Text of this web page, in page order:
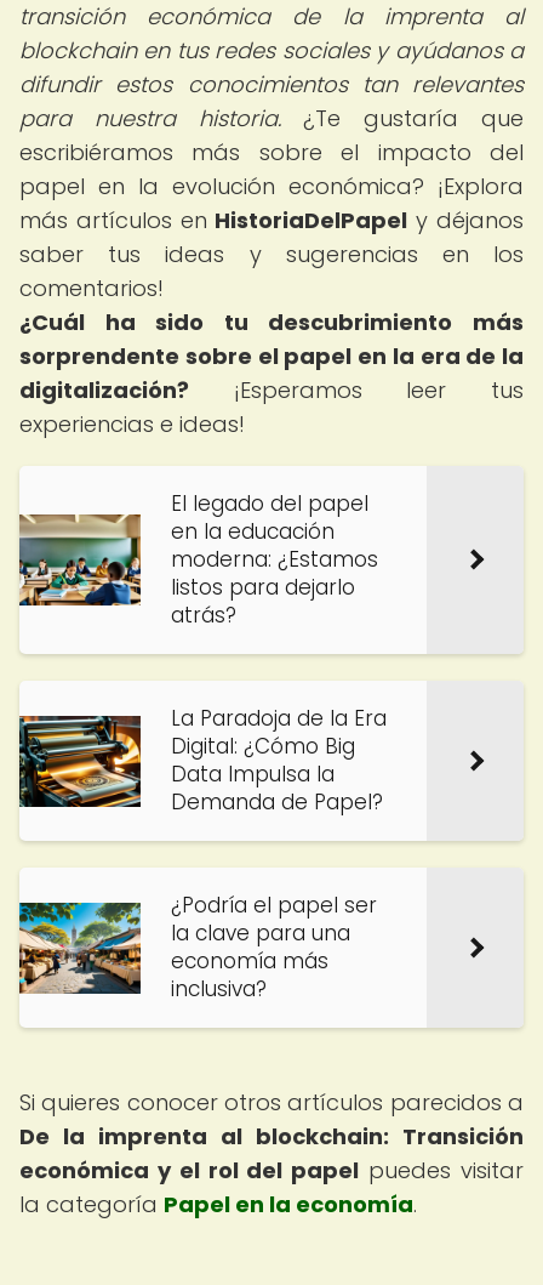
transición económica de la imprenta al
blockchain en tus redes sociales y ayúdanos a
difundir estos conocimientos tan relevantes
para nuestra historia.¿Te gustaría que
escribiéramos más sobre el impacto del
papel en la evolución económica? ¡Explora
más artículos en HistoriaDelPapel y déjanos
saber tus ideas y sugerencias en los
comentarios!
¿Cuál ha sido tu descubrimiento más
sorprendente sobre el papel en la era de la
digitalización? ¡Esperamos leer tus
experiencias e ideas!
El legado del papel
en la educación
moderna: ¿Estamos
listos para dejarlo
atrás?
La Paradoja de la Era
Digital: ¿Cómo Big
Data Impulsa la
Demanda de Papel?
¿Podría el papel ser
la clave para una
economía más
inclusiva?
Si quieres conocer otros artículos parecidos a
De la imprenta al blockchain: Transición
económica y el rol del papel puedes visitar
la categoría Papel en la economía.